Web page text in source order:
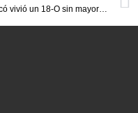
Curicó vivió un 18-O sin mayores desórdenes salvo el saqueo de un camión en la carretera